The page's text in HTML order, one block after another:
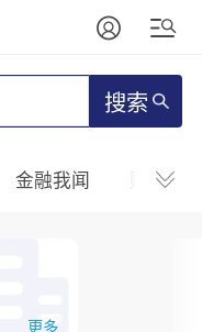
搜索
金融我闻 财新
更多